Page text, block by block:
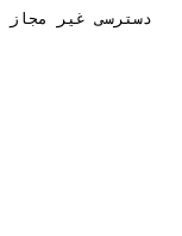
دسترسی غیر مجاز